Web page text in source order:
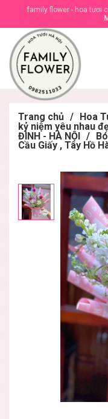
family flower - hoa tươi
Trang chủ / Hoa
kỷ niệm yêu nhau
ĐÌNH - HÀ NỘI /
Cầu Giấy , Tây Hồ